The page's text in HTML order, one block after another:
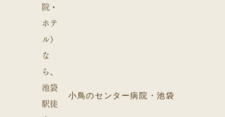
小鳥のセンター病院・池袋